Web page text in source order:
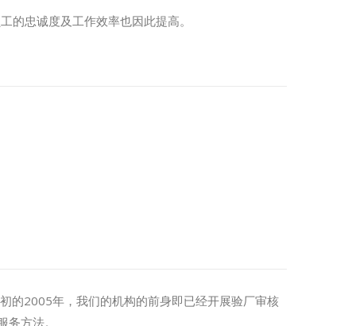
忠诚度及工作效率也因此提高。
的2005年，我们的机构的前身即已经开展验厂审核
方法。